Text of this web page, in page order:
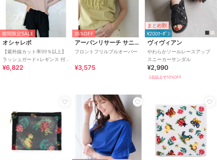
期間限定SALE
オシャレボ
【紫外線カット率99％以上】
ラッシュガード×レギンス 付
き タンキニ
¥6,822
35%OFF
アーバンリサーチ サニーレーベル
フロントフリルプルオーバー
¥3,575
まとめ割
¥200ｸｰﾎﾟﾝ
ヴィヴィアン
やわらかソールレースアップ
スニーカーサンダル
¥2,990
2点以上で10%OFF